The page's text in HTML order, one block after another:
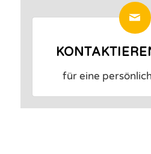
für eine